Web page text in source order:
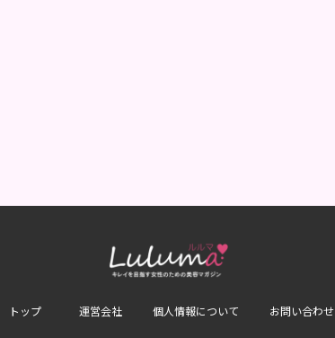
トップ 運営会社 個人情報について お問い合わせ